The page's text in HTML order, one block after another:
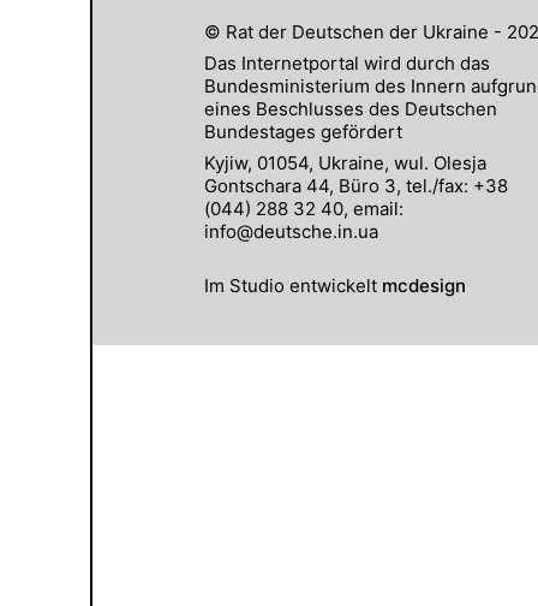
© Rat der Deutschen der Ukraine -
Das Internetportal wird durch das
Bundesministerium des Innern
eines Beschlusses des Deutschen
Bundestages gefördert
Kyjiw, 01054, Ukraine, wul. Olesja
Gontschara 44, Büro 3, tel./fax: +38
(044) 288 32 40, email:
info@deutsche.in.ua
Im Studio entwickelt mcdesign